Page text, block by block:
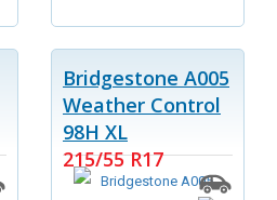
Bridgestone A005
Weather Control
98H XL
215/55 R17